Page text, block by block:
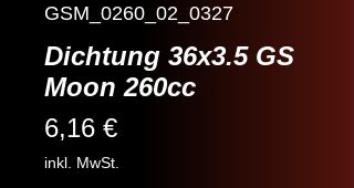
GSM_0260_02_0327
Dichtung 36x3.5 GS
Moon 260cc
6,16 €Preis
inkl. MwSt.